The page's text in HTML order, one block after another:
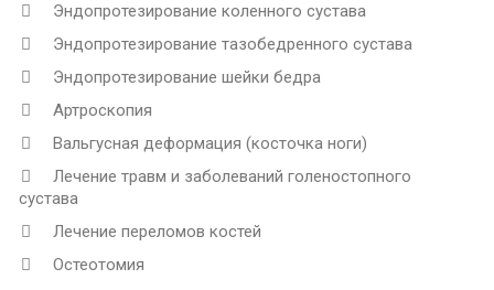
Эндопротезирование коленного сустава
Эндопротезирование тазобедренного сустава
Эндопротезирование шейки бедра
Артроскопия
Вальгусная деформация (косточка ноги)
Лечение травм и заболеваний голеностопного
сустава
Лечение переломов костей
Остеотомия